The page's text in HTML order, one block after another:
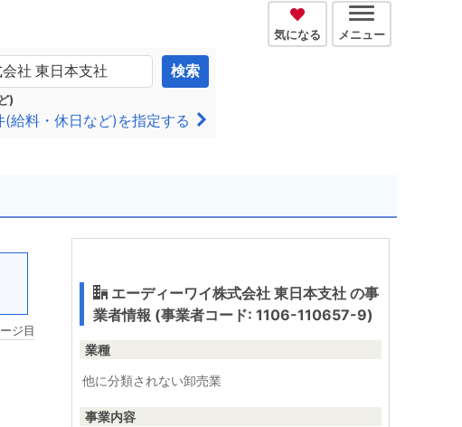
気になる メニュー
)
検索
(給料・休日など)を指定する
ジ目
エーディーワイ株式会社 東日本支社 の事
業者情報 (事業者コード: 1106-110657-9)
業種
他に分類されない卸売業
事業内容